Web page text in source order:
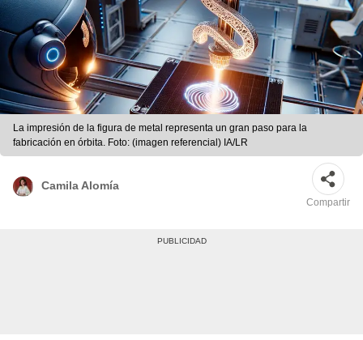
La impresión de la figura de metal representa un gran paso para la
fabricación en órbita. Foto: (imagen referencial) IA/LR
Camila Alomía
Compartir